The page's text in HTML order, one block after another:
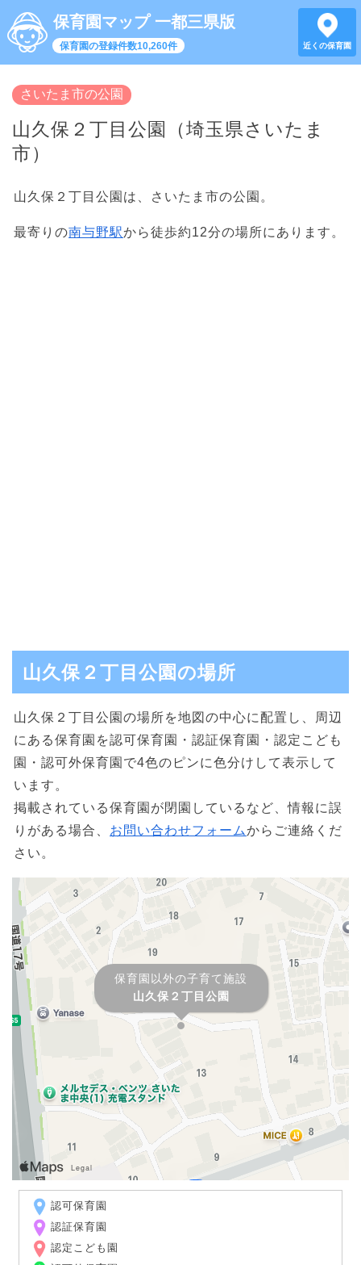
保育園マップ 一都三県版
保育園の登録件数10,260件 近くの保育園
さいたま市の公園
山久保２丁目公園（埼玉県さいたま
市）
山久保２丁目公園は、さいたま市の公園。
最寄りの南与野駅から徒歩約12分の場所にあります。
山久保２丁目公園の場所
山久保２丁目公園の場所を地図の中心に配置し、周辺
にある保育園を認可保育園・認証保育園・認定こども
園・認可外保育園で4色のピンに色分けして表示して
います。
掲載されている保育園が閉園しているなど、情報に誤
りがある場合、 お問い合わせフォームからご連絡くだ
さい。
保育園以外の子育て施設
山久保２丁目公園
認可保育園
認証保育園
認定こども園